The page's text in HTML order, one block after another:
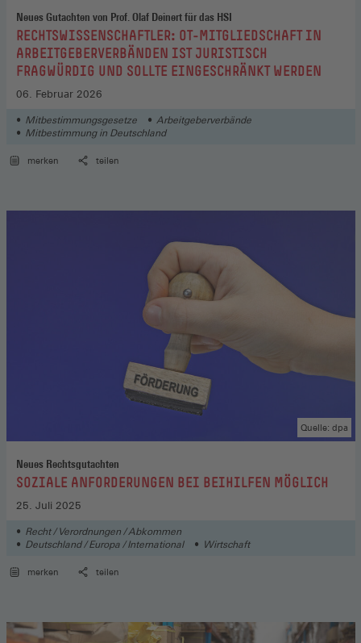
Neues Gutachten von Prof. Olaf Deinert für das HSI
:RECHTSWISSENSCHAFTLER: OT-MITGLIEDSCHAFT IN
ARBEITGEBERVERBÄNDEN IST JURISTISCH
FRAGWÜRDIG UND SOLLTE EINGESCHRÄNKT WERDEN
06. Februar 2026
Mitbestimmungsgesetze
Arbeitgeberverbände
Mitbestimmung in Deutschland
merken teilen
Neues Rechtsgutachten
:SOZIALE ANFORDERUNGEN BEI BEIHILFEN MÖGLICH
Quelle: dpa
25. Juli 2025
Recht / Verordnungen / Abkommen
Deutschland / Europa / International
Wirtschaft
merken teilen